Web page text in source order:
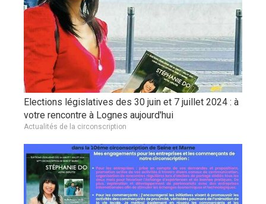
Elections législatives des 30 juin et 7 juillet 2024 : à
votre rencontre à Lognes aujourd'hui
Actualités de la circonscription